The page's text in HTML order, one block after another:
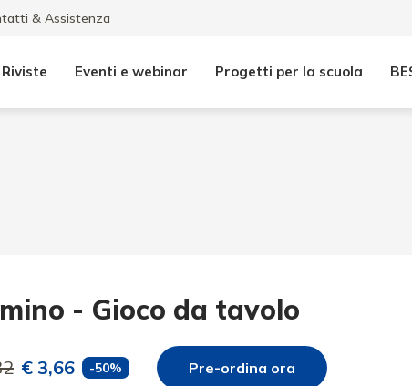
& Assistenza
Riviste Eventi e webinar Progetti per la scuola
- Gioco da tavolo
€ 3,66 -50% Pre-ordina ora